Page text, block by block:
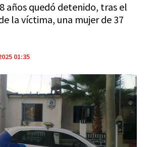
años quedó detenido, tras el
la víctima, una mujer de 37
01:35